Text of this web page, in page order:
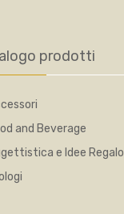
prodotti
and Beverage
e Idee Regalo